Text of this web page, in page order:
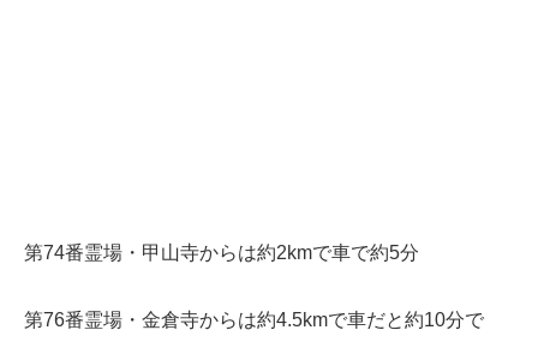
第74番霊場・甲山寺からは約2kmで車で約5分
第76番霊場・金倉寺からは約4.5kmで車だと約10分で